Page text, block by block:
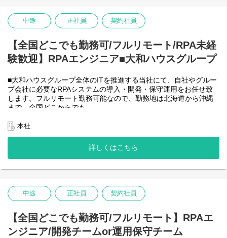
-AI-OCR/DX Suite
-MySQL など
＜クライアントは大和ハウスグループ全体＞
大和ハウスグループ480社、グループ従業員数(正社員のみ)48,831
全てに関わるシステムを担っています。
出資は大和ハウス本体になりますが、売上好調かつDX推進の優先
度が高いため、
潤沢なリソースのもと、最上流から変革を進めていくことが可能
です。
＜詳細な業務例／基本的な技術仕様＞
ローコード開発プラットフォームを導入し、レガシー化した業務
基幹システムの改善などに取り組んでいます。
中途 正社員 契約社員
【全国どこでも勤務可/フルリモート/RPA未経
験歓迎】RPAエンジニア■大和ハウスグループ
■大和ハウスグループ全体のITを推進する当社にて、自社やグルー
プ会社に必要なRPAシステムの導入・開発・保守運用をお任せ致
します。フルリモート勤務可能なので、勤務地は北海道から沖縄
まで、全国どこからでも
社後の勤務地は問いません。また、働く時間に制限もなく、月160
時間の勤務で、午前5時～22時までの間であれば、自由な時間に働
いていただけます。業務を途中で中断したり、働く時間を調整で
きるので、家事、育児、介護などとの両立も可能です。社員が仕
思っておりますのでフルフレックスです。
＜クライアントは大和ハウスグループ全体＞
名の
全てに関わるシステムを担っています。
出資は大和ハウス本体になりますが、売上好調かつDX推進の優先
本社
詳しくはこちら
中途 正社員 契約社員
【全国どこでも勤務可/フルリモート】RPAエ
ンジニア/開発チームor運用保守チーム